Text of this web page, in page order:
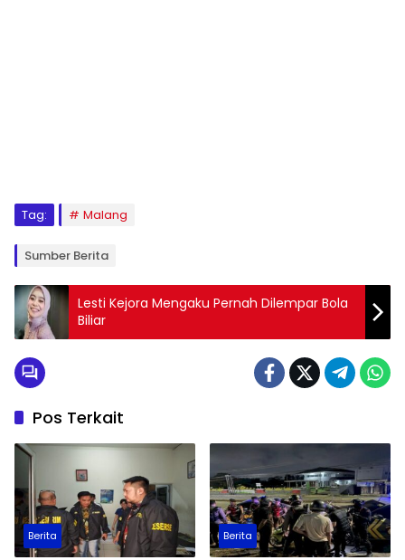
Tag: Malang
Sumber Berita
Lesti Kejora Mengaku Pernah Dilempar Bola
Biliar
Pos Terkait
Berita Berita